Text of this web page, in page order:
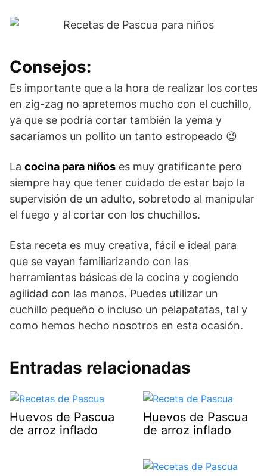
Consejos:
Es importante que a la hora de realizar los cortes
en zig-zag no apretemos mucho con el cuchillo,
ya que se podría cortar también la yema y
sacaríamos un pollito un tanto estropeado 😉
La cocina para niños es muy gratificante pero
siempre hay que tener cuidado de estar bajo la
supervisión de un adulto, sobretodo al manipular
el fuego y al cortar con los chuchillos.
Esta receta es muy creativa, fácil e ideal para
que se vayan familiarizando con las
herramientas básicas de la cocina y cogiendo
agilidad con las manos. Puedes utilizar un
cuchillo pequeño o incluso un pelapatatas, tal y
como hemos hecho nosotros en esta ocasión.
Entradas relacionadas
Huevos de Pascua
de arroz inflado
Huevos de Pascua
de arroz inflado